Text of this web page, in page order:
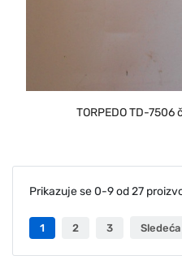
TORPEDO TD-
Prikazuje se 0-9 od 27
1 2 3 Sledeća